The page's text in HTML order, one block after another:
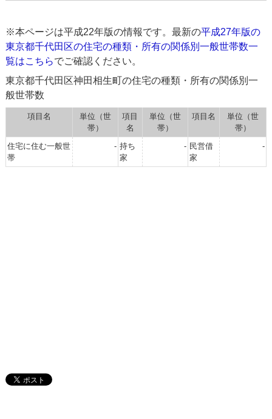
※本ページは平成22年版の情報です。最新の平成27年版の
東京都千代田区の住宅の種類・所有の関係別一般世帯数一
覧はこちらでご確認ください。
東京都千代田区神田相生町の住宅の種類・所有の関係別一
般世帯数
項目名
単位（世
帯）
項目
名
単位（世
帯）
項目名
単位（世
帯）
住宅に住む一般世
帯
- 持ち
家
- 民営借
家
-